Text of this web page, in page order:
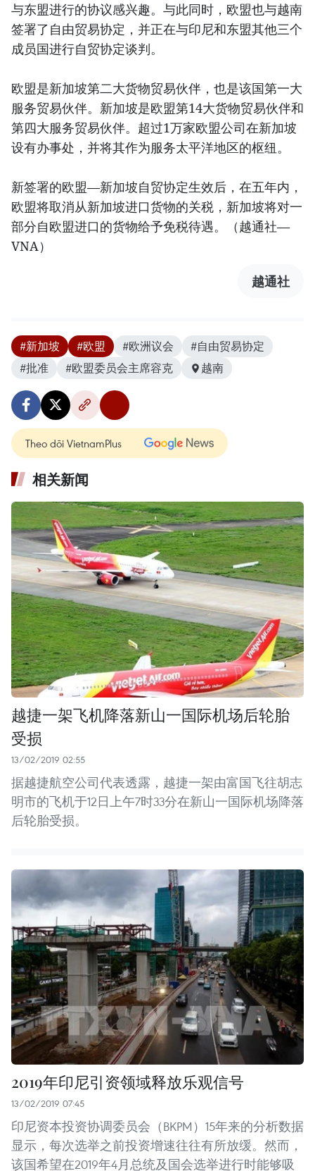
与东盟进行的协议感兴趣。与此同时，欧盟也与越南
签署了自由贸易协定，并正在与印尼和东盟其他三个
成员国进行自贸协定谈判。
欧盟是新加坡第二大货物贸易伙伴，也是该国第一大
服务贸易伙伴。新加坡是欧盟第14大货物贸易伙伴和
第四大服务贸易伙伴。超过1万家欧盟公司在新加坡
设有办事处，并将其作为服务太平洋地区的枢纽。
新签署的欧盟—新加坡自贸协定生效后，在五年内，
欧盟将取消从新加坡进口货物的关税，新加坡将对一
部分自欧盟进口的货物给予免税待遇。（越通社—
VNA）
越通社
#新加坡 #欧盟 #欧洲议会
#自由贸易协定
#批准
#欧盟委员会主席容克 越南
Theo dõi VietnamPlus
相关新闻
越捷一架飞机降落新山一国际机场后轮胎
受损
13/02/2019 02:55
据越捷航空公司代表透露，越捷一架由富国飞往胡志
明市的飞机于12日上午7时33分在新山一国际机场降落
后轮胎受损。
2019年印尼引资领域释放乐观信号
13/02/2019 07:45
印尼资本投资协调委员会（BKPM）15年来的分析数据
显示，每次选举之前投资增速往往有所放缓。然而，
该国希望在2019年4月总统及国会选举进行时能够吸